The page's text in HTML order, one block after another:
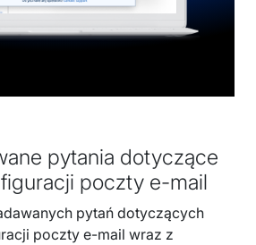
pytania dotyczące
poczty e-mail
pytań dotyczących
poczty e-mail wraz z